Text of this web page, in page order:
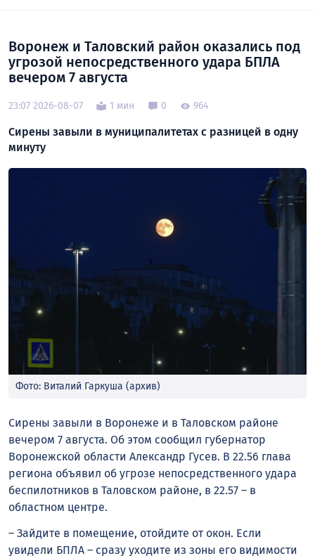
Воронеж и Таловский район оказались под
угрозой непосредственного удара БПЛА
вечером 7 августа
23:07 2026-08-07 1 мин 0 964
Сирены завыли в муниципалитетах с разницей в одну
минуту
Фото: Виталий Гаркуша (архив)
Сирены завыли в Воронеже и в Таловском районе
вечером 7 августа. Об этом сообщил губернатор
Воронежской области Александр Гусев. В 22.56 глава
региона объявил об угрозе непосредственного удара
беспилотников в Таловском районе, в 22.57 – в
областном центре.
– Зайдите в помещение, отойдите от окон. Если
увидели БПЛА – сразу уходите из зоны его видимости